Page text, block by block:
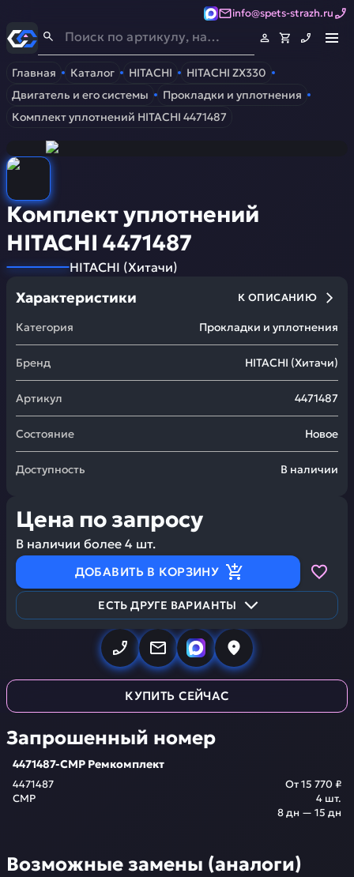
info@spets-strazh.ru
Спец-Страж- Запчасти для спецтехники
Главная Каталог HITACHI
HITACHI ZX330
Двигатель и его системы
Прокладки и уплотнения
Комплект уплотнений HITACHI 4471487
Комплект уплотнений
HITACHI 4471487
HITACHI (Хитачи)
Характеристики К ОПИСАНИЮ
Категория Прокладки и уплотнения
Бренд HITACHI (Хитачи)
Артикул 4471487
Состояние Новое
Доступность В наличии
Цена по запросу
В наличии более 4 шт.
ДОБАВИТЬ В КОРЗИНУ
ЕСТЬ ДРУГЕ ВАРИАНТЫ
КУПИТЬ СЕЙЧАС
Запрошенный номер
4471487
CMP
4471487-CMP Ремкомплект
4 шт.
От15 770 ₽
8 дн — 15 дн
Возможные замены (аналоги)